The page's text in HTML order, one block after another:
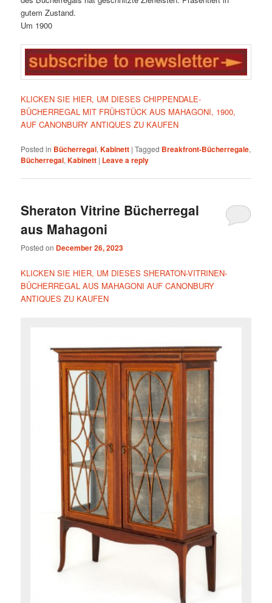
gutem Zustand.
Um 1900
KLICKEN SIE HIER, UM DIESES CHIPPENDALE-
BÜCHERREGAL MIT FRÜHSTÜCK AUS MAHAGONI, 1900,
AUF CANONBURY ANTIQUES ZU KAUFEN
Posted in Bücherregal,Kabinett |Tagged Breakfront-Bücherregale,
Bücherregal,Kabinett | Leave a reply
Sheraton Vitrine Bücherregal
aus Mahagoni
Posted on December 26, 2023
KLICKEN SIE HIER, UM DIESES SHERATON-VITRINEN-
BÜCHERREGAL AUS MAHAGONI AUF CANONBURY
ANTIQUES ZU KAUFEN